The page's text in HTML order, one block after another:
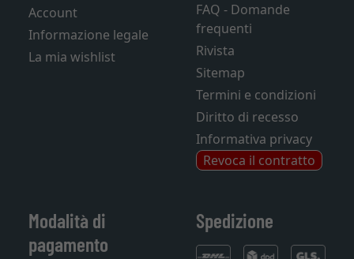
Account
Informazione legale
La mia wishlist
FAQ - Domande
frequenti
Rivista
Sitemap
Termini e condizioni
Diritto di recesso
Informativa privacy
Revoca il contratto
Modalità di
pagamento
Spedizione